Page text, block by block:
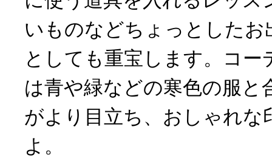
いものなどちょっとした
としても重宝します。コー
は青や緑などの寒色の服と
がより目立ち、おしゃれな
よ。